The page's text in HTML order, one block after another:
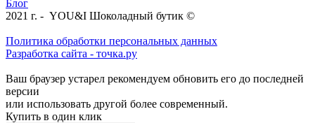
Блог
2021 г. - YOU&I Шоколадный бутик ©
Политика обработки персональных данных
Разработка сайта - точка.ру
Ваш браузер устарел рекомендуем обновить его до последней
версии
или использовать другой более современный.
Купить в один клик